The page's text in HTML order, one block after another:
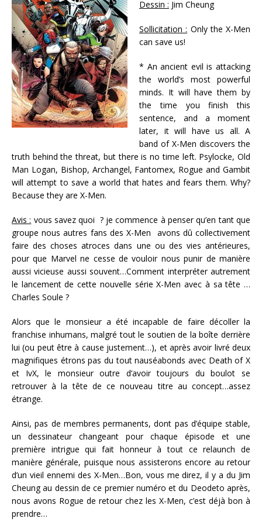
Dessin : Jim Cheung
Sollicitation : Only the X-Men
can save us!
* An ancient evil is attacking
the world’s most powerful
minds. It will have them by
the time you finish this
sentence, and a moment
later, it will have us all. A
band of X-Men discovers the
truth behind the threat, but there is no time left. Psylocke, Old
Man Logan, Bishop, Archangel, Fantomex, Rogue and Gambit
will attempt to save a world that hates and fears them. Why?
Because they are X-Men.
Avis : vous savez quoi ? je commence à penser qu’en tant que
groupe nous autres fans des X-Men avons dû collectivement
faire des choses atroces dans une ou des vies antérieures,
pour que Marvel ne cesse de vouloir nous punir de manière
aussi vicieuse aussi souvent…Comment interpréter autrement
le lancement de cette nouvelle série X-Men avec à sa tête …
Charles Soule ?
Alors que le monsieur a été incapable de faire décoller la
franchise inhumans, malgré tout le soutien de la boîte derrière
lui (ou peut être à cause justement…), et après avoir livré deux
magnifiques étrons pas du tout nauséabonds avec Death of X
et IvX, le monsieur outre d’avoir toujours du boulot se
retrouver à la tête de ce nouveau titre au concept…assez
étrange.
Ainsi, pas de membres permanents, dont pas d’équipe stable,
un dessinateur changeant pour chaque épisode et une
première intrigue qui fait honneur à tout ce relaunch de
manière générale, puisque nous assisterons encore au retour
d’un vieil ennemi des X-Men…Bon, vous me direz, il y a du Jim
Cheung au dessin de ce premier numéro et du Deodeto après,
nous avons Rogue de retour chez les X-Men, c’est déjà bon à
prendre…